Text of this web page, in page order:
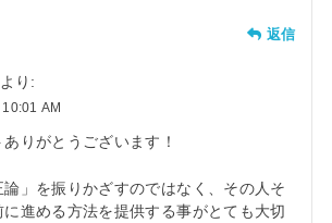
返信
より:
AM
りがとうございます！
」を振りかざすのではなく、その人そ
進める方法を提供する事がとても大切